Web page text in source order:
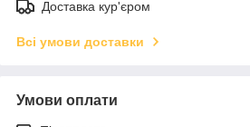
Доставка кур'єром
Всі умови доставки
Умови оплати